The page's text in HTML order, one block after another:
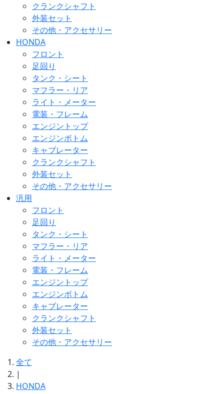
クランクシャフト
外装セット
その他・アクセサリー
HONDA
フロント
足回り
タンク・シート
マフラー・リア
ライト・メーター
電装・フレーム
エンジントップ
エンジンボトム
キャブレーター
クランクシャフト
外装セット
その他・アクセサリー
汎用
フロント
足回り
タンク・シート
マフラー・リア
ライト・メーター
電装・フレーム
エンジントップ
エンジンボトム
キャブレーター
クランクシャフト
外装セット
その他・アクセサリー
全て
|
HONDA